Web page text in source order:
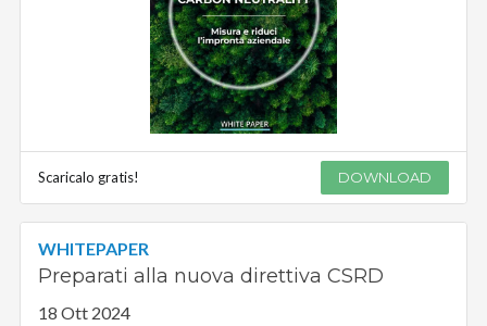
Scaricalo gratis! DOWNLOAD
WHITEPAPER
Preparati alla nuova direttiva CSRD
18 Ott 2024